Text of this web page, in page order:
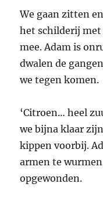
We gaan zitten
het schilderij met
mee. Adam is
dwalen de
we tegen komen.
‘Citroen… heel
we bijna klaar
kippen voorbij.
armen te
opgewonden.